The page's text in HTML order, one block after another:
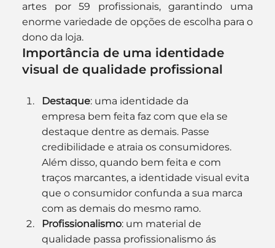
artes por 59 profissionais, garantindo uma
enorme variedade de opções de escolha para o
dono da loja.
Importância de uma identidade
visual de qualidade profissional
Destaque: uma identidade da
empresa bem feita faz com que ela se
destaque dentre as demais. Passe
credibilidade e atraia os consumidores.
Além disso, quando bem feita e com
traços marcantes, a identidade visual evita
que o consumidor confunda a sua marca
com as demais do mesmo ramo.
Profissionalismo: um material de
qualidade passa profissionalismo ás